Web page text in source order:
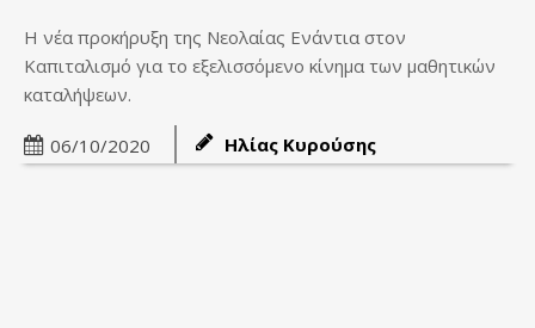
Η νέα προκήρυξη της Νεολαίας Ενάντια στον
Καπιταλισμό για το εξελισσόμενο κίνημα των μαθητικών
καταλήψεων.
06/10/2020 Ηλίας Κυρούσης